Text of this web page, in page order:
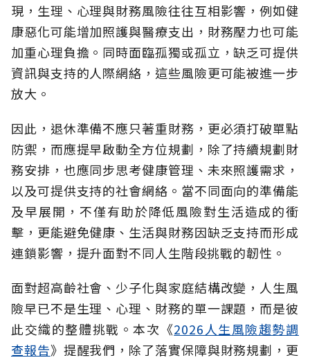
現，生理、心理與財務風險往往互相影響，例如健
康惡化可能增加照護與醫療支出，財務壓力也可能
加重心理負擔。同時面臨孤獨或孤立，缺乏可提供
資訊與支持的人際網絡，這些風險更可能被進一步
放大。
因此，退休準備不應只著重財務，更必須打破單點
防禦，而應提早啟動全方位規劃，除了持續規劃財
務安排，也應同步思考健康管理、未來照護需求，
以及可提供支持的社會網絡。當不同面向的準備能
及早展開，不僅有助於降低風險對生活造成的衝
擊，更能避免健康、生活與財務因缺乏支持而形成
連鎖影響，提升面對不同人生階段挑戰的韌性。
面對超高齡社會、少子化與家庭結構改變，人生風
險早已不是生理、心理、財務的單一課題，而是彼
此交織的整體挑戰。本次《2026人生風險趨勢調
查報告》提醒我們，除了落實保障與財務規劃，更